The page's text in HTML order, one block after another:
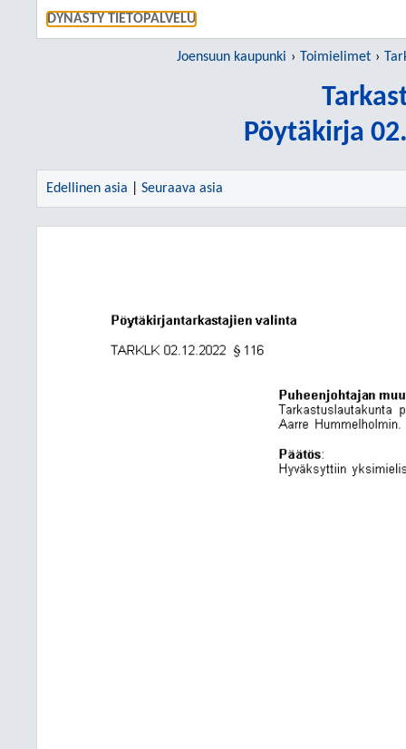
DYNASTY TIETOPALVELU
Joensuun kaupunki Toimielimet
Pöytäkirja
Edellinen asia Seuraava asia